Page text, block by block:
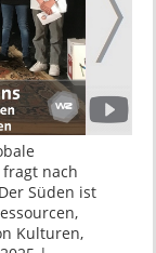
fragt nach
Süden ist
Kulturen,